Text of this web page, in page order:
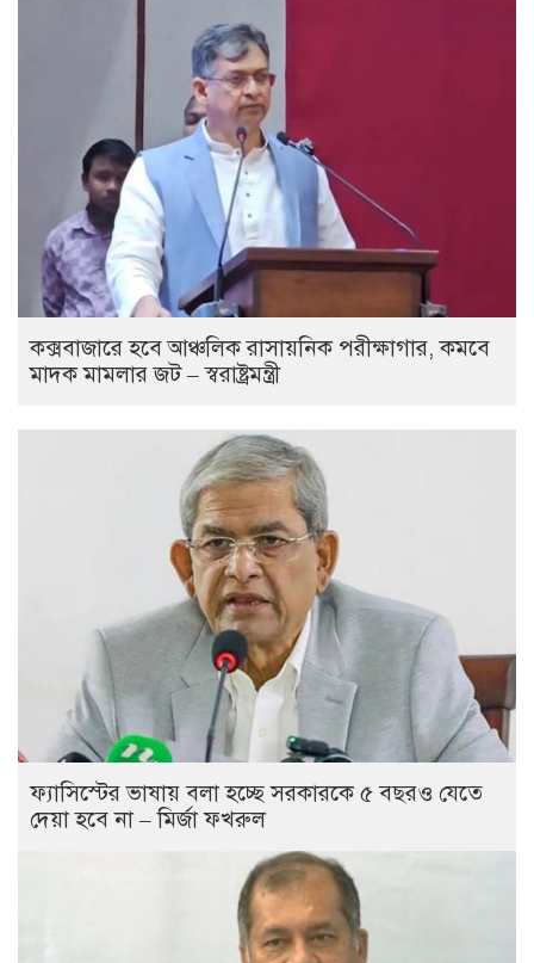
কক্সবাজারে হবে আঞ্চলিক রাসায়নিক পরীক্ষাগার, কমবে
মাদক মামলার জট – স্বরাষ্ট্রমন্ত্রী
ফ্যাসিস্টের ভাষায় বলা হচ্ছে সরকারকে ৫ বছরও যেতে
দেয়া হবে না – মির্জা ফখরুল